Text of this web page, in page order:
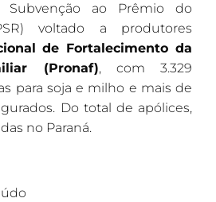
ao Prêmio do
voltado a produtores
de Fortalecimento da
(Pronaf), com 3.329
para soja e milho e mais de
Do total de apólices,
no Paraná.